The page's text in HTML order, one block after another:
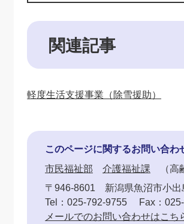
関連記事
軽度生活支援事業（除雪援助）
このページに関するお問い合わ
市民福祉部
介護福祉課
高
〒946-8601
新潟県魚沼市小
Tel：025-792-9755
Fax：
メールでのお問い合わせはこち